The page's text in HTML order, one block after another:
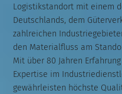
Logistikstandort mit einem
Deutschlands, dem
zahlreichen
den Materialfluss am
Mit über 80 Jahren
Expertise im
gewährleisten höchste